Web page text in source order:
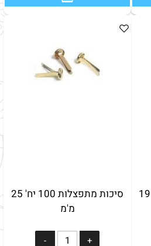
סיכות מתפצלות 100 יח' 19
סיכות מתפצלות 100 יח' 25
מ'מ